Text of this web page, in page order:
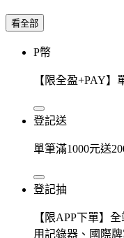
看全部
P幣
【限全盈+PAY】
登記送
單筆滿1000元送
登記抽
【限APP下單】
用記錄器、國際